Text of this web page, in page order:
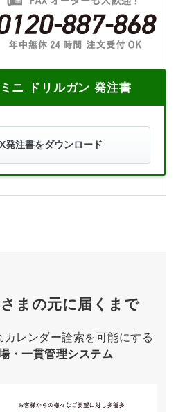
ニ ドリルガン 発注書
発注書をダウンロード
まの元に届くまで
カレンダー詮索を可能にする
・一貫管理システム